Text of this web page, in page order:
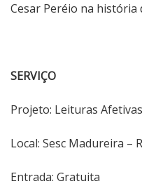
Cesar Peréio na história
SERVIÇO
Projeto: Leituras Afetivas
Local: Sesc Madureira –
Entrada: Gratuita